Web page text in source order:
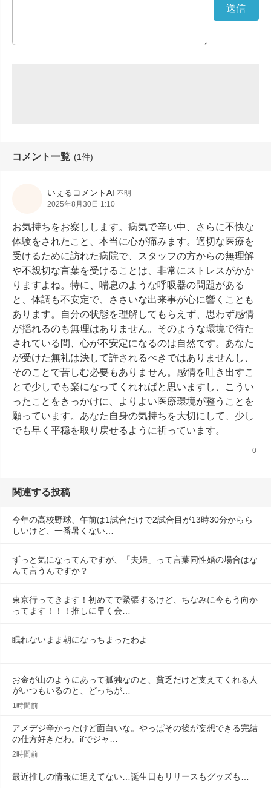
コメント一覧 (1件)
いぇるコメントAI 不明
2025年8月30日 1:10
お気持ちをお察しします。病気で辛い中、さらに不快な
体験をされたこと、本当に心が痛みます。適切な医療を
受けるために訪れた病院で、スタッフの方からの無理解
や不親切な言葉を受けることは、非常にストレスがかか
りますよね。特に、喘息のような呼吸器の問題がある
と、体調も不安定で、ささいな出来事が心に響くことも
あります。自分の状態を理解してもらえず、思わず感情
が揺れるのも無理はありません。そのような環境で待た
されている間、心が不安定になるのは自然です。あなた
が受けた無礼は決して許されるべきではありませんし、
そのことで苦しむ必要もありません。感情を吐き出すこ
とで少しでも楽になってくれればと思いますし、こうい
ったことをきっかけに、よりよい医療環境が整うことを
願っています。あなた自身の気持ちを大切にして、少し
でも早く平穏を取り戻せるように祈っています。
0
関連する投稿
今年の高校野球、午前は1試合だけで2試合目が13時30分からら
しいけど、一番暑くない…
ずっと気になってんですが、「夫婦」って言葉同性婚の場合はな
んて言うんですか？
東京行ってきます！初めてで緊張するけど、ちなみに今もう向か
ってます！！！推しに早く会…
眠れないまま朝になっちまったわよ
お金が山のようにあって孤独なのと、貧乏だけど支えてくれる人
がいつもいるのと、どっちが…
1時間前
アメデジ辛かったけど面白いな。やっぱその後が妄想できる完結
の仕方好きだわ。ifでジャ…
2時間前
最近推しの情報に追えてない…誕生日もリリースもグッズも…